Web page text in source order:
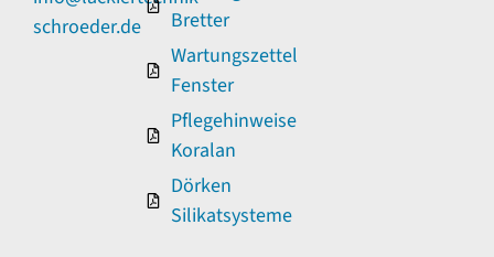
schroeder.de
Bretter
Wartungszettel
Fenster
Pflegehinweise
Koralan
Dörken
Silikatsysteme